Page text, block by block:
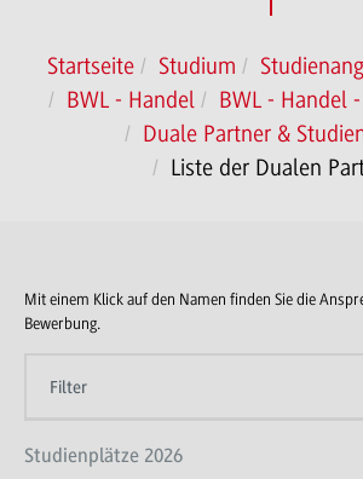
Startseite Studium
BWL - Handel
BWL - Handel
Duale Partner &
Liste der Dualen
Mit einem Klick auf den Namen finden Sie die
Bewerbung.
Filter
Studienplätze 2026